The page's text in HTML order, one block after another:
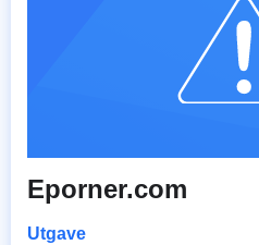
Eporner.com
Utgave